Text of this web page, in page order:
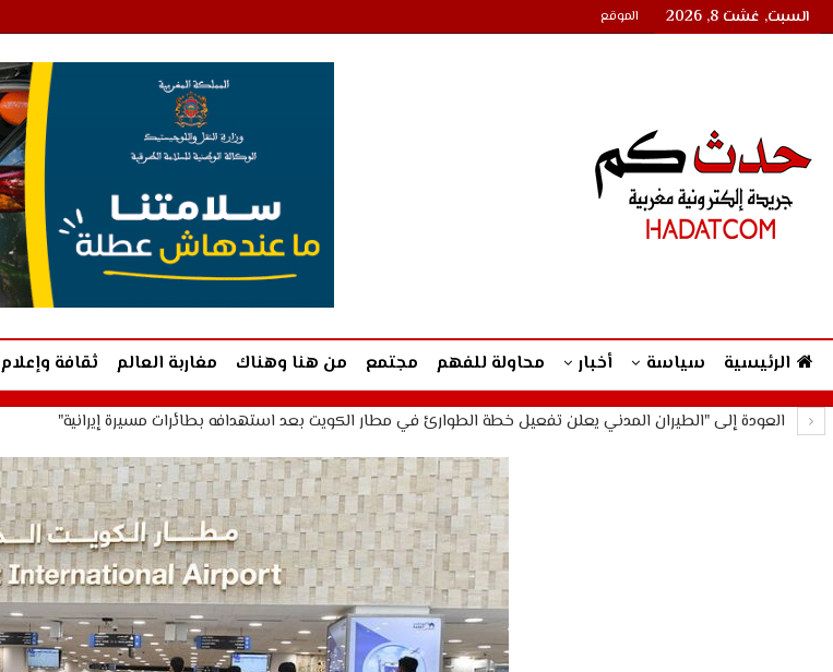
السبت, غشت 8, 2026 الموقع
الرئيسية سياسة أخبار محاولة للفهم مجتمع من هنا وهناك مغاربة العالم ثقافة وإعلام
العودة إلى "الطيران المدني يعلن تفعيل خطة الطوارئ في مطار الكويت بعد استهدافه بطائرات مسيرة إيرانية"